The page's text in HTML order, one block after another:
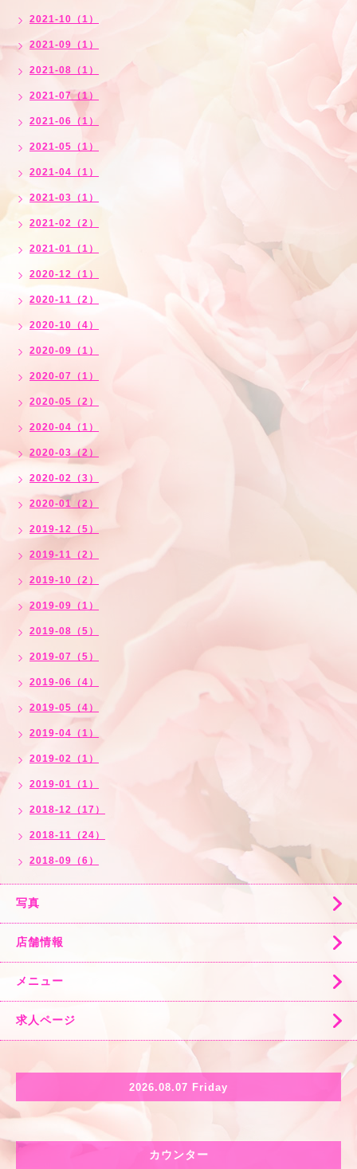
2021-10（1）
2021-09（1）
2021-08（1）
2021-07（1）
2021-06（1）
2021-05（1）
2021-04（1）
2021-03（1）
2021-02（2）
2021-01（1）
2020-12（1）
2020-11（2）
2020-10（4）
2020-09（1）
2020-07（1）
2020-05（2）
2020-04（1）
2020-03（2）
2020-02（3）
2020-01（2）
2019-12（5）
2019-11（2）
2019-10（2）
2019-09（1）
2019-08（5）
2019-07（5）
2019-06（4）
2019-05（4）
2019-04（1）
2019-02（1）
2019-01（1）
2018-12（17）
2018-11（24）
2018-09（6）
写真
店舗情報
メニュー
求人ページ
2026.08.07 Friday
カウンター